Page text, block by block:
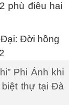
phù điêu hai
Phi Ánh khi
thự tại Đà